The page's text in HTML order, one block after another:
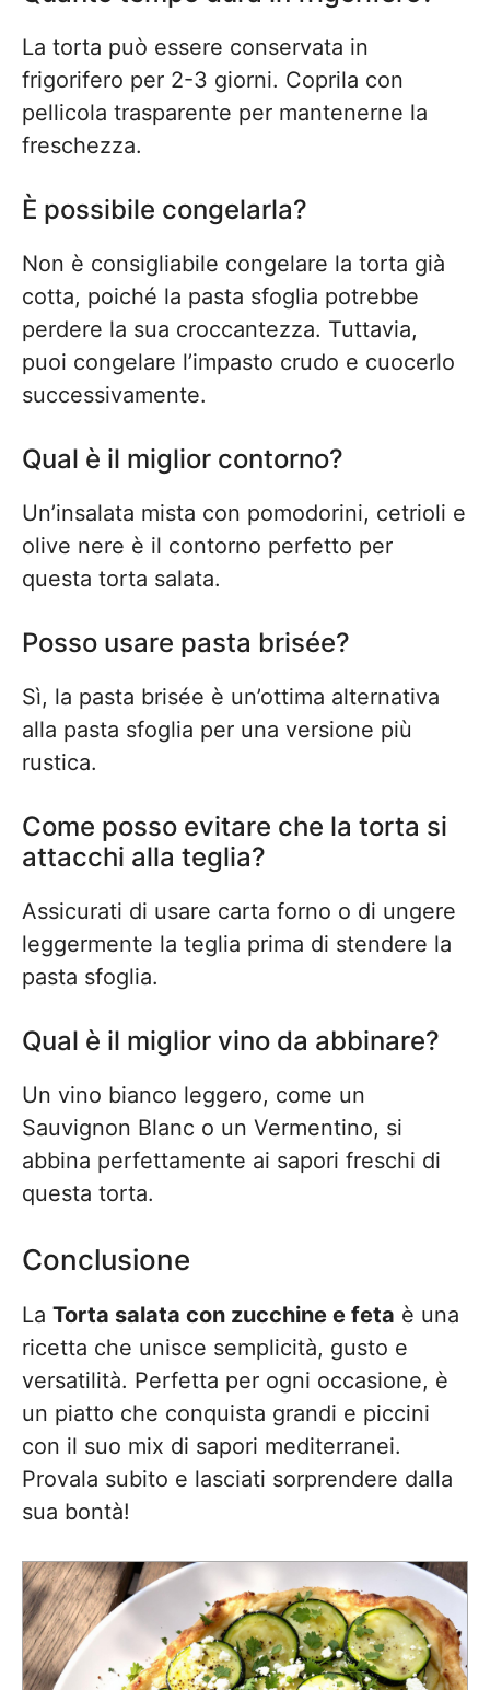
La torta può essere conservata in
frigorifero per 2-3 giorni. Coprila con
pellicola trasparente per mantenerne la
freschezza.
È possibile congelarla?
Non è consigliabile congelare la torta già
cotta, poiché la pasta sfoglia potrebbe
perdere la sua croccantezza. Tuttavia,
puoi congelare l’impasto crudo e cuocerlo
successivamente.
Qual è il miglior contorno?
Un’insalata mista con pomodorini, cetrioli e
olive nere è il contorno perfetto per
questa torta salata.
Posso usare pasta brisée?
Sì, la pasta brisée è un’ottima alternativa
alla pasta sfoglia per una versione più
rustica.
Come posso evitare che la torta si
attacchi alla teglia?
Assicurati di usare carta forno o di ungere
leggermente la teglia prima di stendere la
pasta sfoglia.
Qual è il miglior vino da abbinare?
Un vino bianco leggero, come un
Sauvignon Blanc o un Vermentino, si
abbina perfettamente ai sapori freschi di
questa torta.
Conclusione
La Torta salata con zucchine e feta è una
ricetta che unisce semplicità, gusto e
versatilità. Perfetta per ogni occasione, è
un piatto che conquista grandi e piccini
con il suo mix di sapori mediterranei.
Provala subito e lasciati sorprendere dalla
sua bontà!